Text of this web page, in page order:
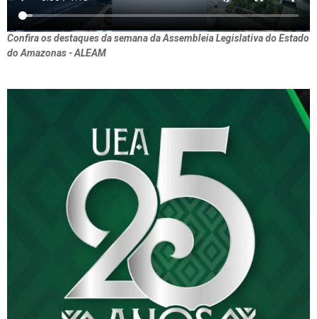
Confira os destaques da semana da Assembleia Legislativa do Estado
do Amazonas - ALEAM